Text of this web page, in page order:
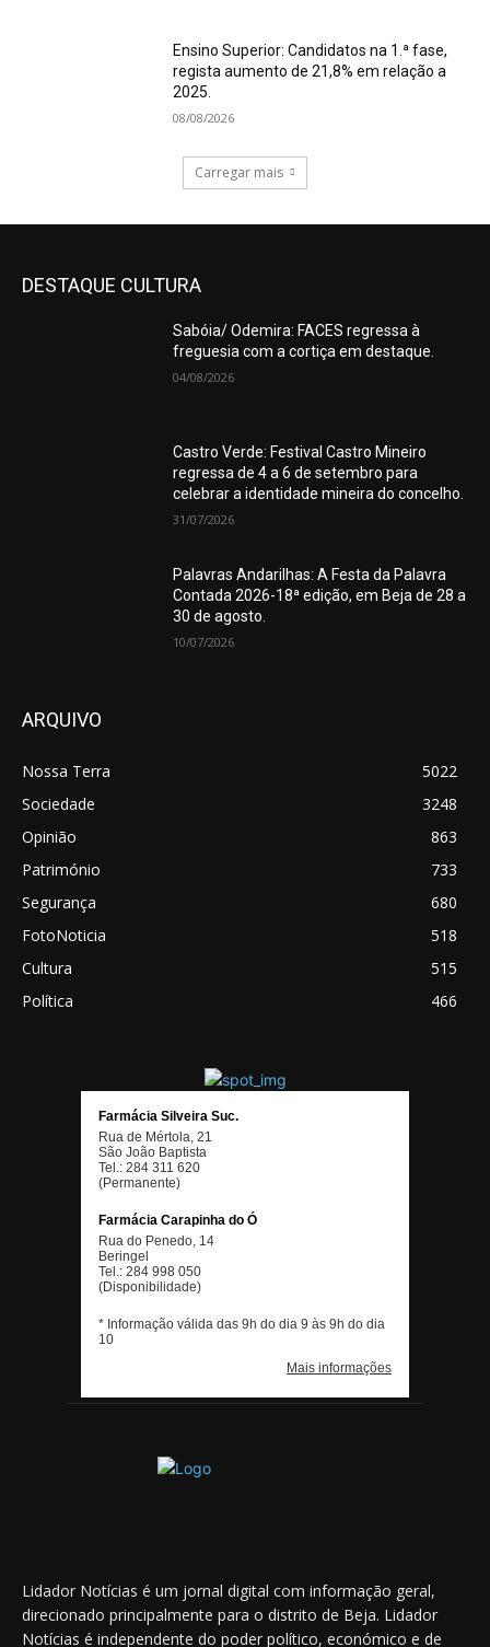
Ensino Superior: Candidatos na 1.ª fase,
regista aumento de 21,8% em relação a
2025.
08/08/2026
Carregar mais
DESTAQUE CULTURA
Sabóia/ Odemira: FACES regressa à
freguesia com a cortiça em destaque.
04/08/2026
Castro Verde: Festival Castro Mineiro
regressa de 4 a 6 de setembro para
celebrar a identidade mineira do concelho.
31/07/2026
Palavras Andarilhas: A Festa da Palavra
Contada 2026-18ª edição, em Beja de 28 a
30 de agosto.
10/07/2026
ARQUIVO
Nossa Terra
5022
Sociedade
3248
Opinião
863
Património
733
Segurança
680
FotoNoticia
518
Cultura
515
Política
466
Lidador Notícias é um jornal digital com informação geral,
direcionado principalmente para o distrito de Beja. Lidador
Notícias é independente do poder político, económico e de